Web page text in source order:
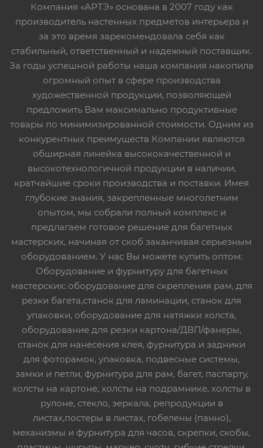
Компания «АРТЭ» основана в 2007 году как
производитель настенных предметов интерьера и
за это время зарекомендовала себя как
стабильный, ответственный и надежный поставщик.
За годы успешной работы наша компания накопила
огромный опыт в сфере производства
художественной продукции, позволяющей
предложить Вам максимально продуктивные
товары по минимизированной стоимости. Одним из
конкурентных преимуществ Компании являются
обширная линейка высококачественной и
высокотехнологичной продукции в наличии,
кратчайшие сроки производства и поставки. Имея
глубокие знания, закрепленные многолетним
опытом, мы собрали полный комплекс и
предлагаем готовое решение для багетных
мастерских, начиная от скоб заканчивая серьезным
оборудованием. У нас Вы можете купить оптом:
Оборудование и фурнитуру для багетных
мастерских: оборудование для скрепления рам, для
резки багета,станок для ламинации, станок для
упаковки, оборудование для натяжки холста,
оборудование для резки картона/ДВП/фанеры,
станок для нанесения клея, фурнитура и задники
для фоторамок, упаковка, подвесные системы,
замки и петли, фурнитура для рам, багет, паспарту,
холсты на картоне, холсты на подрамнике, холсты в
рулоне, стекло, зеркала, репродукции в
листах,постеры в листах, гобелены (панно),
механизмы и фурнитура для часов, скрепки, скобы,